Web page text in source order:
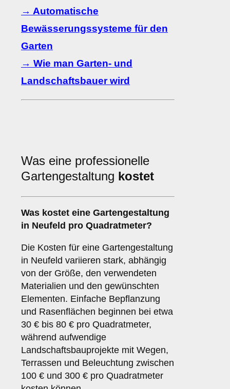
→ Automatische
Bewässerungssysteme für den
Garten
→ Wie man Garten- und
Landschaftsbauer wird
Was eine professionelle
Gartengestaltung kostet
Was kostet eine Gartengestaltung
in Neufeld pro Quadratmeter?
Die Kosten für eine Gartengestaltung
in Neufeld variieren stark, abhängig
von der Größe, den verwendeten
Materialien und den gewünschten
Elementen. Einfache Bepflanzung
und Rasenflächen beginnen bei etwa
30 € bis 80 € pro Quadratmeter,
während aufwendige
Landschaftsbauprojekte mit Wegen,
Terrassen und Beleuchtung zwischen
100 € und 300 € pro Quadratmeter